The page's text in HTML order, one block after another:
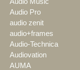
Audio Pro
audio zenit
audio+frames
Audio-Technica
Audiovation
AUMA